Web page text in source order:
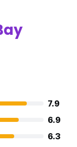
7.9
6.9
6.3